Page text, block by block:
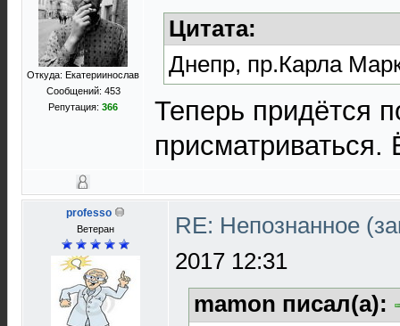
Откуда: Екатериинослав
Сообщений: 453
Репутация: 366
Цитата:
Днепр, пр.Карла
Теперь придётся
присматриваться.
professo
Ветеран
RE: Непознанное
2017 12:31
mamon писал(а):